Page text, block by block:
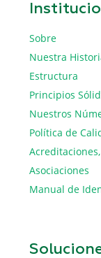
Sobre
Nuestra
Estructura
Principios
Nuestros
Política de
Asociaciones
Manual de